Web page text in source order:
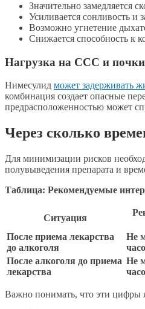
Значительно замедляется
Усиливается сонливость и
Возможно угнетение
Снижается способность к
Нагрузка на ССС и почки
Нимесулид может задерживать
комбинация создает опасные
предрасположенностью может
Через сколько
Для минимизации рисков
полувыведения препарата и
Таблица: Рекомендуемые
Ситуация
После приема лекарства
до алкоголя
Не
После алкоголя до приема
лекарства
Не
Важно понимать, что эти цифры